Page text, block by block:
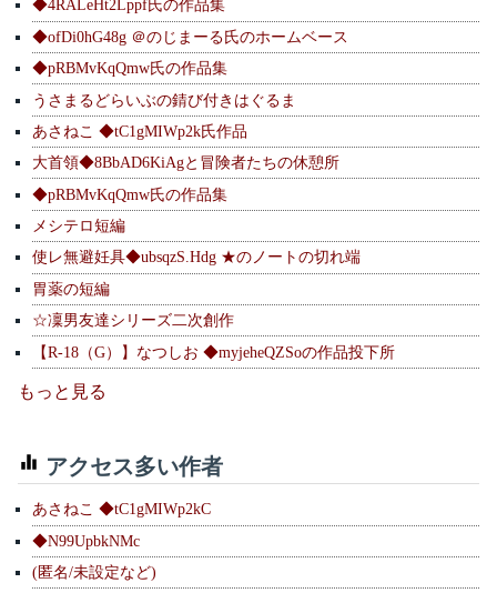
◆4RALeHt2Lppf氏の作品集
◆ofDi0hG48g ＠のじまーる氏のホームベース
◆pRBMvKqQmw氏の作品集
うさまるどらいぶの錆び付きはぐるま
あさねこ ◆tC1gMIWp2k氏作品
大首領◆8BbAD6KiAgと冒険者たちの休憩所
◆pRBMvKqQmw氏の作品集
メシテロ短編
使レ無避妊具◆ubsqzS.Hdg ★のノートの切れ端
胃薬の短編
☆凜男友達シリーズ二次創作
【R-18（G）】なつしお ◆myjeheQZSoの作品投下所
もっと見る
アクセス多い作者
あさねこ ◆tC1gMIWp2kC
◆N99UpbkNMc
(匿名/未設定など)